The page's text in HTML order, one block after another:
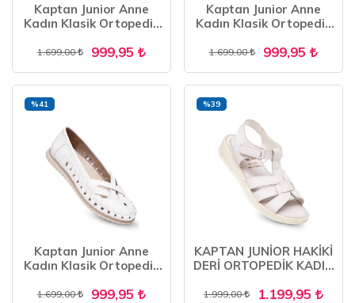
Kaptan Junior Anne
Kadın Klasik Ortopedik
ZSLNK 555
1.699,00 999,95
Kaptan Junior Anne
Kadın Klasik Ortopedik
ZSLNK 555
1.699,00 999,95
Kaptan Junior Anne
Kadın Klasik Ortopedik
ZSLNK 555
1.699,00 999,95
%41
KAPTAN JUNİOR HAKİKİ
DERİ ORTOPEDİK KADIN
AYAKKABISI ZCKMK 660
1.999,00 1.199,95
%39